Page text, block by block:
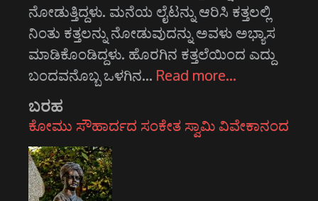
ನೋಡುತ್ತಿದ್ದಳು. ಮನೆಯ ಲೈಟನ್ನು ಆರಿಸಿ ಕತ್ತಲಲ್ಲಿ
ನಿಂತು ಕತ್ತಲನ್ನು ನೋಡುವುದನ್ನು ಅವಳು ಅಭ್ಯಾಸ
ಮಾಡಿಕೊಂಡಿದ್ದಳು. ಹೊರಗಿನ ಕತ್ತಲೆಯಿಂದ ಎದ್ದು
ಬಂದವನೊಬ್ಬ ಒಳಗಿನ… Read more…
ಬರಹ
ಕೋಮು ಸೌಹಾರ್ದದ ಸಂಕೇತ ಸ್ವಾಮಿ ವಿವೇಕಾನಂದ